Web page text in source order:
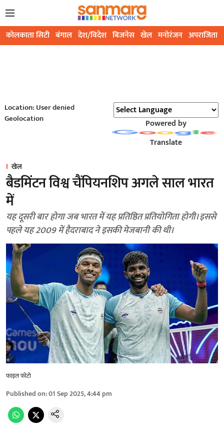
कोलकाता सिटी बंगाल देश/विदेश बिजनेस खेल मनोरंजन अपराजिता
Location: User denied
Geolocation
Powered by
Translate
खेल
बैडमिंटन विश्व चैंपियनशिप अगले साल भारत
में
यह दूसरी बार होगा जब भारत में यह प्रतिष्ठित प्रतियोगिता होगी। इससे
पहले यह 2009 में हैदराबाद ने इसकी मेजबानी की थी।
फाइल फोटो
Published on:01 Sep 2025, 4:44 pm